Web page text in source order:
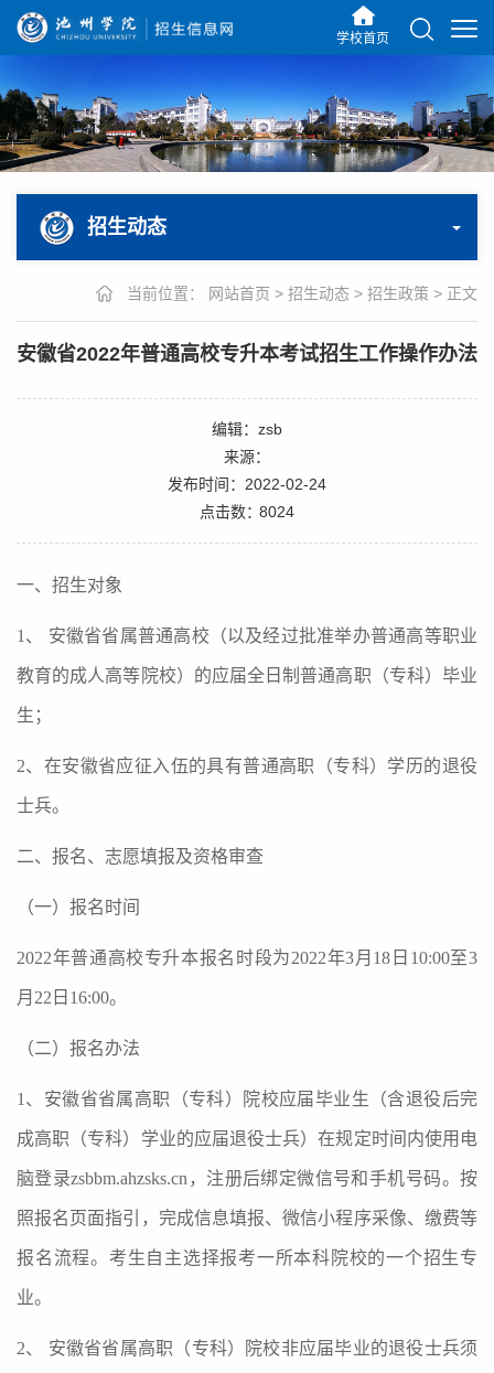
学校首页
招生动态
当前位置： 网站首页 > 招生动态 > 招生政策 > 正文
安徽省2022年普通高校专升本考试招生工作操作办法
编辑：zsb
来源：
发布时间：2022-02-24
点击数：8024
一、招生对象
1 、 安徽省省属普通高校（以及经过批准举办普通高等职业
教育的成人高等院校）的应届全日制普通高职（专科）毕业
生；
2、在安徽省应征入伍的具有普通高职（专科）学历的退役
士兵。
二、报名、志愿填报及资格审查
（一）报名时间
2022年普通高校专升本报名时段为2022年3月 18 日 10:00至3
月 22 日 16:00。
（二）报名办法
1 、安徽省省属高职（专科）院校应届毕业生（含退役后完
成高职（专科）学业的应届退役士兵）在规定时间内使用电
脑登录zsbbm.ahzsks.cn ，注册后绑定微信号和手机号码。按
照报名页面指引，完成信息填报、微信小程序采像、缴费等
报名流程。考生自主选择报考一所本科院校的一个招生专
业。
2、 安徽省省属高职（专科）院校非应届毕业的退役士兵须